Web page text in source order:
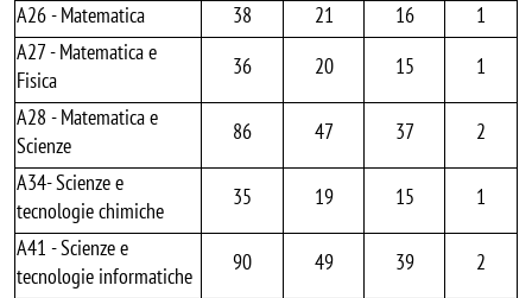
A26 - Matematica
38 21 16
1
A27 - Matematica e
Fisica
36 20 15
1
A28 - Matematica e
Scienze
86 47 37
2
A34- Scienze e
tecnologie chimiche
35 19 15
1
A41 - Scienze e
tecnologie informatiche
90 49 39
2